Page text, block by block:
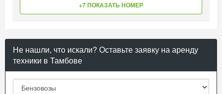
+7 ПОКАЗАТЬ НОМЕР
Не нашли, что искали? Оставьте заявку на аренду
техники в Тамбове